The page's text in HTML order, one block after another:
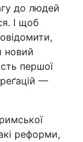
до людей
І щоб
новий
першої
—
реформи,